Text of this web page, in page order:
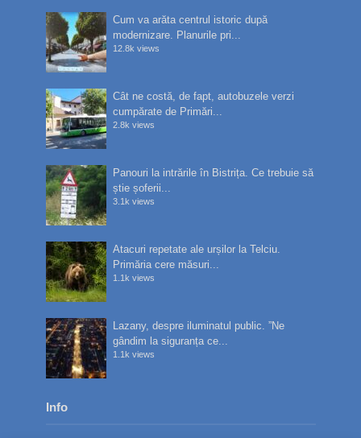
Cum va arăta centrul istoric după
modernizare. Planurile pri...
12.8k views
Cât ne costă, de fapt, autobuzele verzi
cumpărate de Primări...
2.8k views
Panouri la intrările în Bistrița. Ce trebuie să
știe șoferii...
3.1k views
Atacuri repetate ale urșilor la Telciu.
Primăria cere măsuri...
1.1k views
Lazany, despre iluminatul public. ”Ne
gândim la siguranța ce...
1.1k views
Info